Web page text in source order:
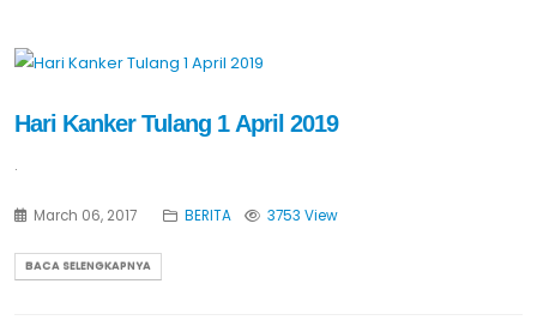
Hari Kanker Tulang 1 April 2019
.
March 06, 2017 BERITA 3753 View
BACA SELENGKAPNYA